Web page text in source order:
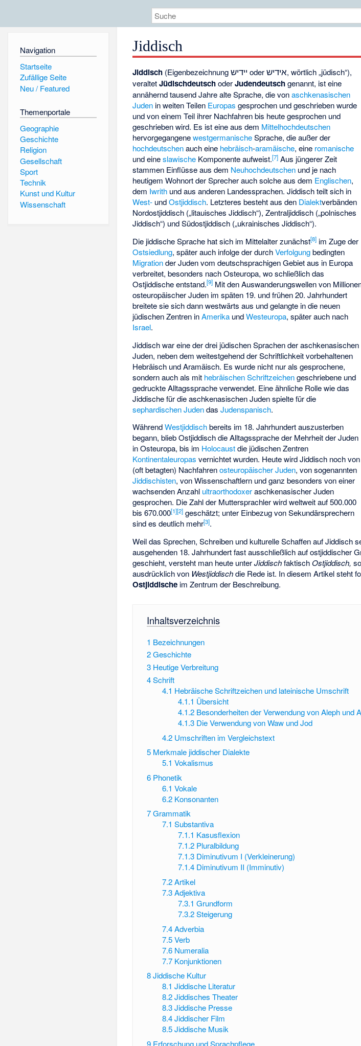
Navigation
Startseite
Zufällige Seite
Neu / Featured
Themenportale
Geographie
Geschichte
Religion
Gesellschaft
Sport
Technik
Kunst und Kultur
Wissenschaft
Jiddisch
Jiddisch (Eigenbezeichnungיידיש oderאידיש, wörtlich „jüdisch“),
veraltetJüdischdeutschoderJudendeutschgenannt, ist eine
annähernd tausend Jahre alte Sprache, die vonaschkenasischen
Juden in weiten Teilen Europas gesprochen und geschrieben wurde
und von einem Teil ihrer Nachfahren bis heute gesprochen und
geschrieben wird. Es ist eine aus dem Mittelhochdeutschen
hervorgegangenewestgermanischeSprache, die außer der
hochdeutschenauch eine hebräisch-aramäische, eine romanische
und eineslawische Komponente aufweist.[7] Aus jüngerer Zeit
stammen Einflüsse aus dem Neuhochdeutschen und je nach
heutigem Wohnort der Sprecher auch solche aus dem Englischen,
dem Iwrith und aus anderen Landessprachen. Jiddisch teilt sich in
West- undOstjiddisch. Letzteres besteht aus den Dialektverbänden
Nordostjiddisch („litauisches Jiddisch“), Zentraljiddisch („polnisches
Jiddisch“) und Südostjiddisch („ukrainisches Jiddisch“).
Die jiddische Sprache hat sich im Mittelalter zunächst[8] im Zuge der
Ostsiedlung, später auch infolge der durchVerfolgungbedingten
Migrationder Juden vom deutschsprachigen Gebiet aus in Europa
verbreitet, besonders nach Osteuropa, wo schließlich das
Ostjiddische entstand.[9] Mit den Auswanderungswellen von
osteuropäischer Juden im späten 19. und frühen 20. Jahrhundert
breitete sie sich dann westwärts aus und gelangte in die neuen
jüdischen Zentren inAmerika undWesteuropa, später auch nach
Israel.
Jiddisch war eine der drei jüdischen Sprachen der aschkenasischen
Juden, neben dem weitestgehend der Schriftlichkeit vorbehaltenen
Hebräisch und Aramäisch. Es wurde nicht nur als gesprochene,
sondern auch als mit hebräischen Schriftzeichengeschriebene und
gedruckte Alltagssprache verwendet. Eine ähnliche Rolle wie das
Jiddische für die aschkenasischen Juden spielte für die
sephardischen JudendasJudenspanisch.
WährendWestjiddischbereits im 18. Jahrhundert auszusterben
begann, blieb Ostjiddisch die Alltagssprache der Mehrheit der Juden
in Osteuropa, bis im Holocaustdie jüdischen Zentren
Kontinentaleuropas vernichtet wurden. Heute wird Jiddisch noch von
(oft betagten) Nachfahrenosteuropäischer Juden, von sogenannten
Jiddischisten, von Wissenschaftlern und ganz besonders von einer
wachsenden Anzahl ultraorthodoxeraschkenasischer Juden
gesprochen. Die Zahl der Muttersprachler wird weltweit auf 500.000
bis 670.000[1][2] geschätzt; unter Einbezug von Sekundärsprechern
sind es deutlich mehr[3].
Weil das Sprechen, Schreiben und kulturelle Schaffen auf Jiddisch
ausgehenden 18. Jahrhundert fast ausschließlich auf ostjiddischer
geschieht, versteht man heute unterJiddischfaktischOstjiddisch,
ausdrücklich von Westjiddischdie Rede ist. In diesem Artikel steht
Ostjiddische im Zentrum der Beschreibung.
Inhaltsverzeichnis
1 Bezeichnungen
2Geschichte
3 Heutige Verbreitung
4Schrift
4.1 Hebräische Schriftzeichen und lateinische Umschrift
4.1.1 Übersicht
4.1.2 Besonderheiten der Verwendung von Aleph und
4.1.3 Die Verwendung von Waw und Jod
4.2 Umschriften im Vergleichstext
5 Merkmale jiddischer Dialekte
5.1 Vokalismus
6 Phonetik
6.1 Vokale
6.2 Konsonanten
7Grammatik
7.1 Substantiva
7.1.1 Kasusflexion
7.1.2 Pluralbildung
7.1.3 Diminutivum I (Verkleinerung)
7.1.4 Diminutivum II (Imminutiv)
7.2 Artikel
7.3 Adjektiva
7.3.1 Grundform
7.3.2 Steigerung
7.4 Adverbia
7.5 Verb
7.6 Numeralia
7.7 Konjunktionen
8Jiddische Kultur
8.1 Jiddische Literatur
8.2 Jiddisches Theater
8.3 Jiddische Presse
8.4 Jiddischer Film
8.5 Jiddische Musik
9 Erforschung und Sprachpflege